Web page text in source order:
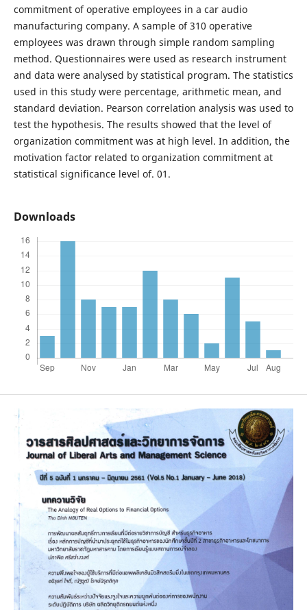
commitment of operative employees in a car audio
manufacturing company. A sample of 310 operative
employees was drawn through simple random sampling
method. Questionnaires were used as research instrument
and data were analysed by statistical program. The statistics
used in this study were percentage, arithmetic mean, and
standard deviation. Pearson correlation analysis was used to
test the hypothesis. The results showed that the level of
organization commitment was at high level. In addition, the
motivation factor related to organization commitment at
statistical significance level of. 01.
Downloads